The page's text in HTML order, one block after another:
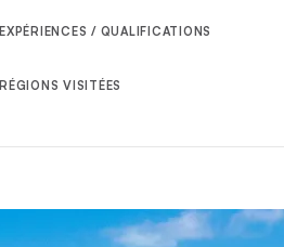
EXPÉRIENCES / QUALIFICATIONS
RÉGIONS VISITÉES